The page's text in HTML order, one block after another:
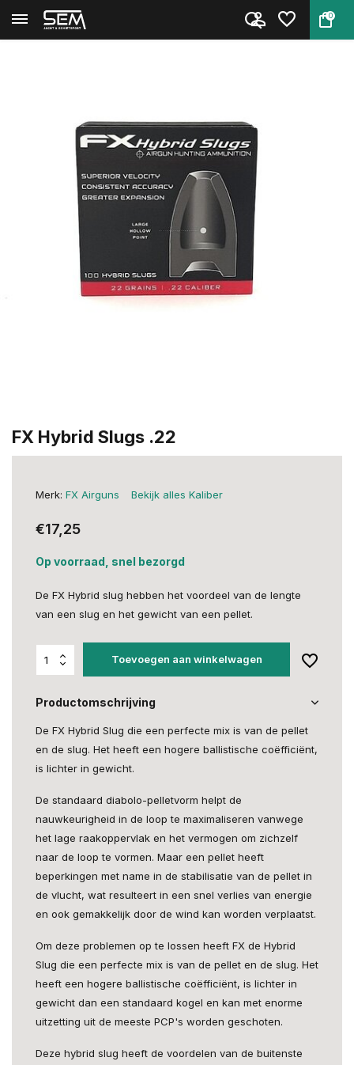
0
Terug Home
FX Hybrid Slugs .22
Merk: FX Airguns Bekijk alles Kaliber
€17,25
Op voorraad, snel bezorgd
De FX Hybrid slug hebben het voordeel van de lengte
van een slug en het gewicht van een pellet.
Toevoegen aan winkelwagen
Productomschrijving
De FX Hybrid Slug die een perfecte mix is ​​van de pellet
en de slug. Het heeft een hogere ballistische coëfficiënt,
is lichter in gewicht.
De standaard diabolo-pelletvorm helpt de
nauwkeurigheid in de loop te maximaliseren vanwege
het lage raakoppervlak en het vermogen om zichzelf
naar de loop te vormen. Maar een pellet heeft
beperkingen met name in de stabilisatie van de pellet in
de vlucht, wat resulteert in een snel verlies van energie
en ook gemakkelijk door de wind kan worden verplaatst.
Om deze problemen op te lossen heeft FX de Hybrid
Slug die een perfecte mix is ​​van de pellet en de slug. Het
heeft een hogere ballistische coëfficiënt, is lichter in
gewicht dan een standaard kogel en kan met enorme
uitzetting uit de meeste PCP's worden geschoten.
Deze hybrid slug heeft de voordelen van de buitenste